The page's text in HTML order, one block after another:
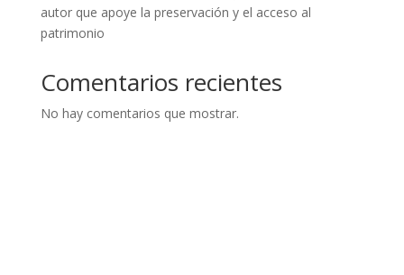
autor que apoye la preservación y el acceso al
patrimonio
Comentarios recientes
No hay comentarios que mostrar.